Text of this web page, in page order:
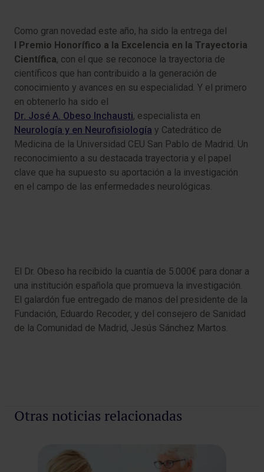
Como gran novedad este año, ha sido la entrega del
I Premio Honorífico a la Excelencia en la Trayectoria
Científica, con el que se reconoce la trayectoria de
científicos que han contribuido a la generación de
conocimiento y avances en su especialidad. Y el primero
en obtenerlo ha sido el
Dr. José A. Obeso Inchausti, especialista en
Neurología y en Neurofisiología y Catedrático de
Medicina de la Universidad CEU San Pablo de Madrid. Un
reconocimiento a su destacada trayectoria y el papel
clave que ha supuesto su aportación a la investigación
en el campo de las enfermedades neurológicas.
El Dr. Obeso ha recibido la cuantía de 5.000€ para donar a
una institución española que promueva la investigación.
El galardón fue entregado de manos del presidente de la
Fundación, Eduardo Recoder, y del consejero de Sanidad
de la Comunidad de Madrid, Jesús Sánchez Martos.
Otras noticias relacionadas